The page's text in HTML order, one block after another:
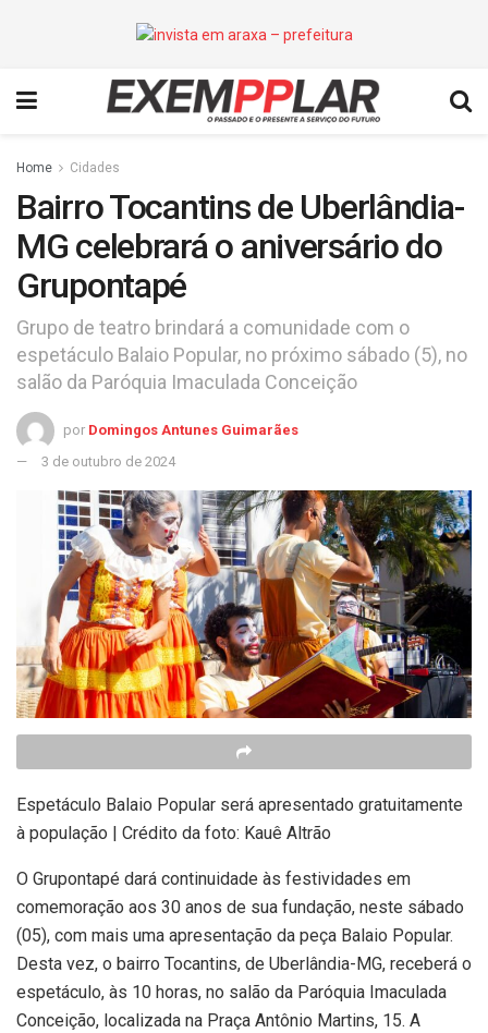
Home Cidades
Bairro Tocantins de Uberlândia-
MG celebrará o aniversário do
Grupontapé
Grupo de teatro brindará a comunidade com o
espetáculo Balaio Popular, no próximo sábado (5), no
salão da Paróquia Imaculada Conceição
por Domingos Antunes Guimarães
3 de outubro de 2024
Espetáculo Balaio Popular será apresentado gratuitamente
à população | Crédito da foto: Kauê Altrão
O Grupontapé dará continuidade às festividades em
comemoração aos 30 anos de sua fundação, neste sábado
(05), com mais uma apresentação da peça Balaio Popular.
Desta vez, o bairro Tocantins, de Uberlândia-MG, receberá o
espetáculo, às 10 horas, no salão da Paróquia Imaculada
Conceição, localizada na Praça Antônio Martins, 15. A